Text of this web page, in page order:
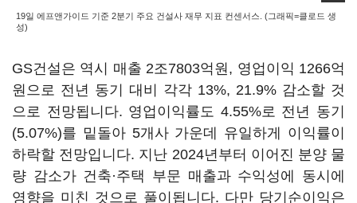
19일 에프앤가이드 기준 2분기 주요 건설사 재무 지표 컨센서스. (그래픽=클로드 생
성)
GS건설은 역시 매출 2조7803억원, 영업이익 1266억
원으로 전년 동기 대비 각각 13%, 21.9% 감소할 것
으로 전망됩니다. 영업이익률도 4.55%로 전년 동기
(5.07%)를 밑돌아 5개사 가운데 유일하게 이익률이
하락할 전망입니다. 지난 2024년부터 이어진 분양 물
량 감소가 건축·주택 부문 매출과 수익성에 동시에
영향을 미친 것으로 풀이됩니다. 다만 당기순이익은